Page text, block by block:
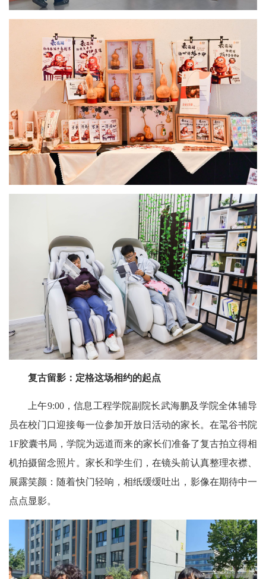
复古留影 ： 定格这场相约的起点
上午9:00，信息工程学院副院长武海鹏及学院全体辅导
员在校门口迎接每一位参加开放日活动的家长。在毣谷书院
1F胶囊书局，学院为远道而来的家长们准备了复古拍立得相
机拍摄留念照片。家长和学生们，在镜头前认真整理衣襟、
展露笑颜：随着快门轻响，相纸缓缓吐出，影像在期待中一
点点显影。